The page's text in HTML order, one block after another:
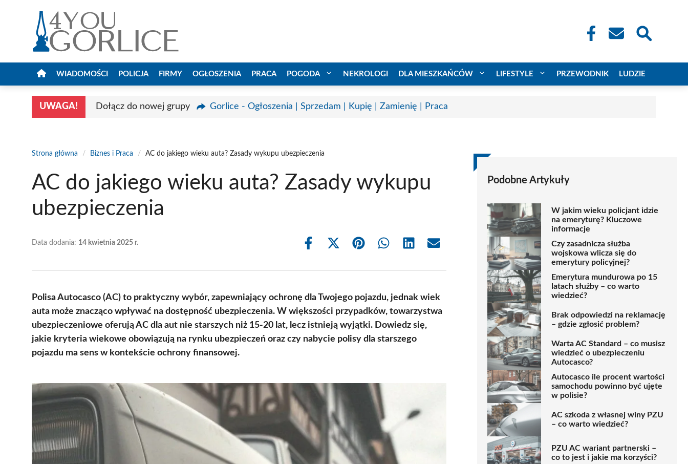
WIADOMOŚCI POLICJA FIRMY OGŁOSZENIA PRACA POGODA NEKROLOGI DLA MIESZKAŃCÓW LIFESTYLE PRZEWODNIK LUDZIE
UWAGA! Dołącz do nowej grupy Gorlice - Ogłoszenia | Sprzedam | Kupię | Zamienię | Praca
Strona główna / Biznes i Praca / AC do jakiego wieku auta? Zasady wykupu ubezpieczenia
AC do jakiego wieku auta? Zasady wykupu
ubezpieczenia
Data dodania: 14 kwietnia 2025 r.
Share
Share
(Twitter)
Share Share Share Share
Polisa Autocasco (AC) to praktyczny wybór, zapewniający ochronę dla Twojego pojazdu, jednak wiek
auta może znacząco wpływać na dostępność ubezpieczenia. W większości przypadków, towarzystwa
ubezpieczeniowe oferują AC dla aut nie starszych niż 15-20 lat, lecz istnieją wyjątki. Dowiedz się,
jakie kryteria wiekowe obowiązują na rynku ubezpieczeń oraz czy nabycie polisy dla starszego
pojazdu ma sens w kontekście ochrony finansowej.
Podobne Artykuły
W jakim wieku policjant idzie
na emeryturę? Kluczowe
informacje
Czy zasadnicza służba
wojskowa wlicza się do
emerytury policyjnej?
Emerytura mundurowa po 15
latach służby – co warto
wiedzieć?
Brak odpowiedzi na reklamację
– gdzie zgłosić problem?
Warta AC Standard – co musisz
wiedzieć o ubezpieczeniu
Autocasco?
Autocasco ile procent wartości
samochodu powinno być ujęte
w polisie?
AC szkoda z własnej winy PZU
– co warto wiedzieć?
PZU AC wariant partnerski –
co to jest i jakie ma korzyści?